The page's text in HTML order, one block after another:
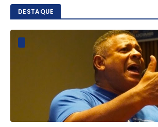
DESTAQUE